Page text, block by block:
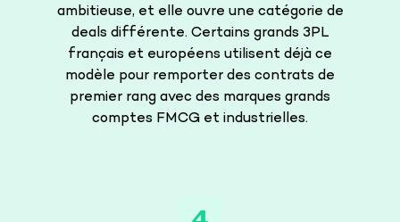
ambitieuse, et elle ouvre une catégorie de
deals différente. Certains grands 3PL
français et européens utilisent déjà ce
modèle pour remporter des contrats de
premier rang avec des marques grands
comptes FMCG et industrielles.